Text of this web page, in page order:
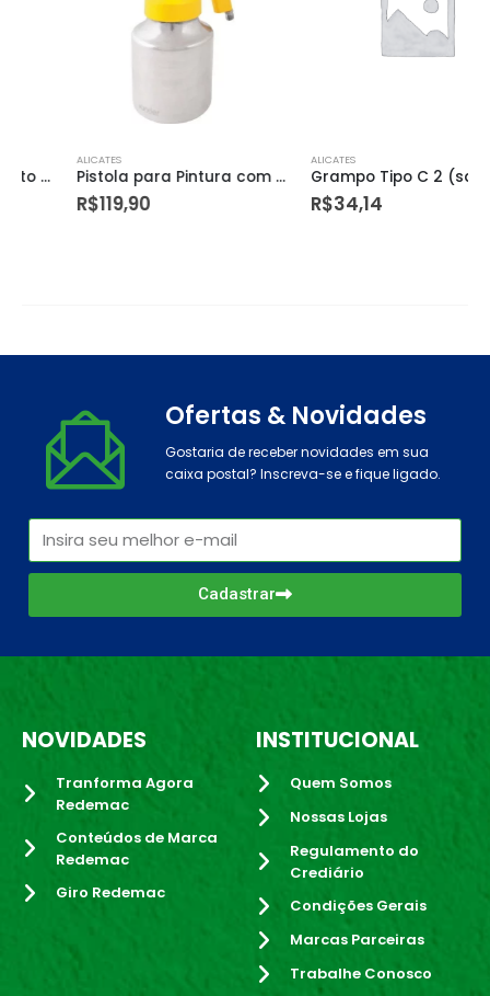
Pistola para Pintura com Caneca em Alumínio Tipo Sucção Ar Direto Pdv 100 – Vonder
119,90
Grampo Tipo C 2 (sargento) Dtools
34,14
Ofertas & Novidades
Gostaria de receber novidades em sua
caixa postal? Inscreva-se e fique ligado.
Cadastrar
NOVIDADES
Tranforma Agora
Redemac
Conteúdos de Marca
Redemac
Giro Redemac
INSTITUCIONAL
Quem Somos
Nossas Lojas
Regulamento do
Crediário
Condições Gerais
Marcas Parceiras
Trabalhe Conosco